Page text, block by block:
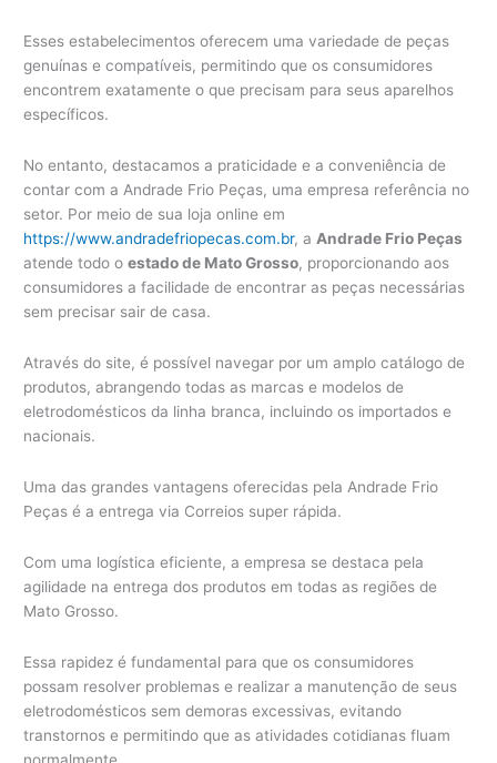
Esses estabelecimentos oferecem uma variedade de peças
genuínas e compatíveis, permitindo que os consumidores
encontrem exatamente o que precisam para seus aparelhos
específicos.
No entanto, destacamos a praticidade e a conveniência de
contar com a Andrade Frio Peças, uma empresa referência no
setor. Por meio de sua loja online em
https://www.andradefriopecas.com.br, a Andrade Frio Peças
atende todo oestado de Mato Grosso, proporcionando aos
consumidores a facilidade de encontrar as peças necessárias
sem precisar sair de casa.
Através do site, é possível navegar por um amplo catálogo de
produtos, abrangendo todas as marcas e modelos de
eletrodomésticos da linha branca, incluindo os importados e
nacionais.
Uma das grandes vantagens oferecidas pela Andrade Frio
Peças é a entrega via Correios super rápida.
Com uma logística eficiente, a empresa se destaca pela
agilidade na entrega dos produtos em todas as regiões de
Mato Grosso.
Essa rapidez é fundamental para que os consumidores
possam resolver problemas e realizar a manutenção de seus
eletrodomésticos sem demoras excessivas, evitando
transtornos e permitindo que as atividades cotidianas fluam
normalmente.